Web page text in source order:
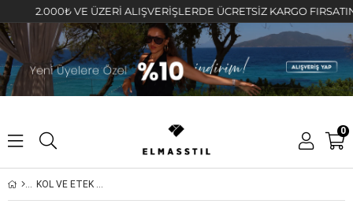
2.000₺ VE ÜZERİ ALIŞVERİŞLERDE ÜCRETSİZ KARGO FIRSATINI
0
KOL VE ETEK UCU BEYAZ ŞERİTLİ TRİKO KISA KAZAK/23029